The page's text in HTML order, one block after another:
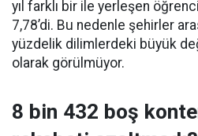
yıl farklı bir ile yerleşen
7,78’di. Bu nedenle şehirler
yüzdelik dilimlerdeki büyük
olarak görülmüyor.
8 bin 432 boş